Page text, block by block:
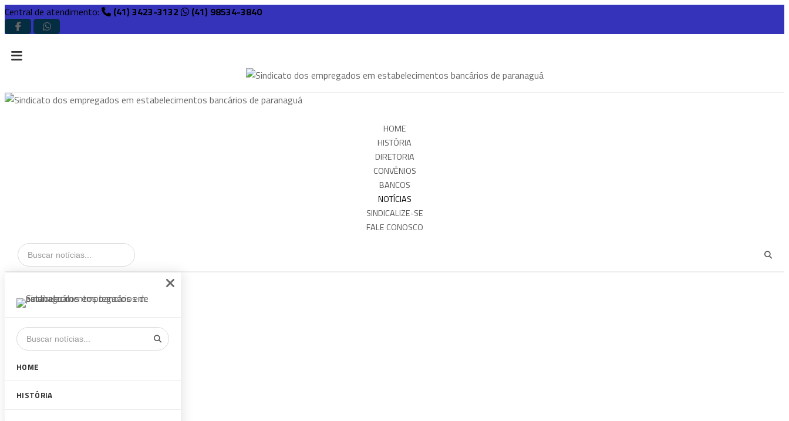
Central de atendimento: (41) 3423-3132 (41) 98534-3840
HOME
HISTÓRIA
DIRETORIA
CONVÊNIOS
BANCOS
NOTÍCIAS
SINDICALIZE-SE
FALE CONOSCO
HOME
HISTÓRIA